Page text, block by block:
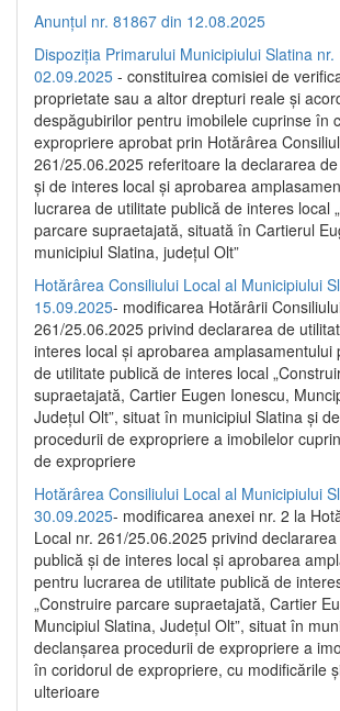
Anunțul nr. 81867 din 12.08.2025
Dispoziția Primarului Municipiului Slatina nr.
02.09.2025 - constituirea comisiei de
proprietate sau a altor drepturi reale și
despăgubirilor pentru imobilele cuprinse în
expropriere aprobat prin Hotărârea
261/25.06.2025 referitoare la declararea
și de interes local și aprobarea
lucrarea de utilitate publică de interes local
parcare supraetajată, situată în Cartierul
municipiul Slatina, județul Olt”
Hotărârea Consiliului Local al Municipiului
15.09.2025- modificarea Hotărârii
261/25.06.2025 privind declararea de
interes local și aprobarea amplasamentului
de utilitate publică de interes local
supraetajată, Cartier Eugen Ionescu,
Județul Olt”, situat în municipiul Slatina și
procedurii de expropriere a imobilelor
de expropriere
Hotărârea Consiliului Local al Municipiului
30.09.2025- modificarea anexei nr. 2 la
Local nr. 261/25.06.2025 privind
publică şi de interes local şi aprobarea
pentru lucrarea de utilitate publică de
„Construire parcare supraetajată, Cartier
Muncipiul Slatina, Judeţul Olt”, situat în
declanşarea procedurii de expropriere a
în coridorul de expropriere, cu modificările
ulterioare